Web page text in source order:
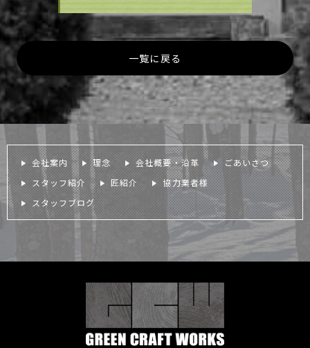
一覧に戻る
会社案内 理念 会社概要・沿革
ごあいさつ
スタッフ紹介
匠紹介
協力業者様
スタッフブログ